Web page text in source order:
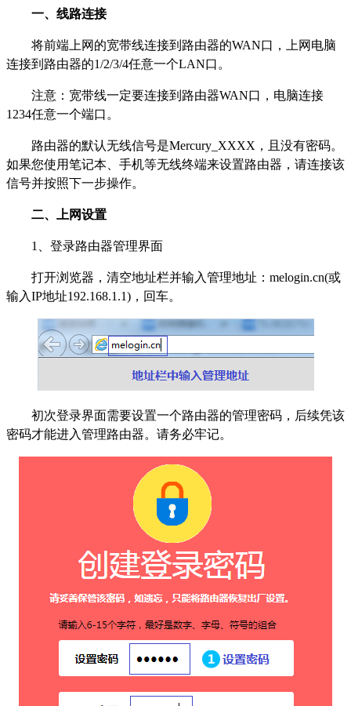
一、线路连接
将前端上网的宽带线连接到路由器的WAN口，上网电脑
连接到路由器的1/2/3/4任意一个LAN口。
注意：宽带线一定要连接到路由器WAN口，电脑连接
1234任意一个端口。
路由器的默认无线信号是Mercury_XXXX，且没有密码。
如果您使用笔记本、手机等无线终端来设置路由器，请连接该
信号并按照下一步操作。
二、上网设置
1、登录路由器管理界面
打开浏览器，清空地址栏并输入管理地址：melogin.cn(或
输入IP地址192.168.1.1)，回车。
初次登录界面需要设置一个路由器的管理密码，后续凭该
密码才能进入管理路由器。请务必牢记。